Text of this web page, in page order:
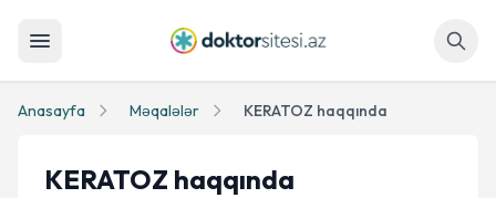
Anasayfa Məqalələr KERATOZ haqqında
KERATOZ haqqında